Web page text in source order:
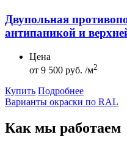
Двупольная
антипаникой и
Цена
от 9 500 руб. /м2
Купить Подробнее
Варианты окраски по RAL
Как мы работаем